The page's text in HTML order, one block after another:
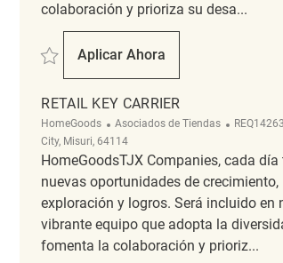
colaboración y prioriza su desa...
Salvar Key Carrier Coordinator REQ141088
Aplicar Ahora
Key Carrier Coordinator
RETAIL KEY CARRIER
HomeGoods Categoría
Asociados de Tiendas ReqId
City, Misuri, 64114
HomeGoodsTJX Companies, cada día
nuevas oportunidades de crecimiento,
exploración y logros. Será incluido en
vibrante equipo que adopta la
fomenta la colaboración y prioriz...